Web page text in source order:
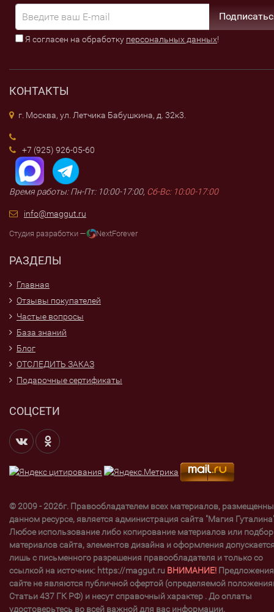
Я согласен на обработку персональных данных!
КОНТАКТЫ
г. Москва, ул. Летчика Бабушкина, д. 32к3.
+7 (925) 926-05-60
Время работы: Пн-Пт: 10:00-17:00, Сб-Вс: 10:00-17:00
info@maggut.ru
Студия разработки — NextForever
РАЗДЕЛЫ
Главная
Отзывы покупателей
Частые вопросы
База знаний
Блог
ОТСЛЕДИТЬ ЗАКАЗ
Подарочные сертификаты
СОЦСЕТИ
© 2009 - 2026г. Правообладателем всех материалов,
данном ресурсе, является администрация сайта "Магия
Любое использование либо копирование материалов или
материалов сайта, элементов дизайна и оформления
лишь с письменного разрешения правообладателя и только со
ссылкой на источник: https://maggut.ru ВНИМАНИЕ!
сайте не являются публичной офертой (определяемой
Статьи 437 ГК РФ) и несут справочный характер . До оплаты
удостоверьтесь во всей важной для вас информации.